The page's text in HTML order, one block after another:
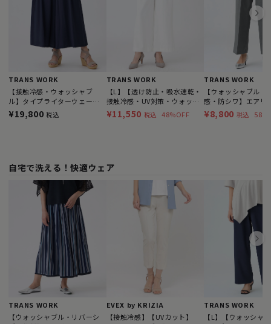
TRANS WORK
【接触冷感・ウォッシャブ
ル】タイプライターウェーブ
パンツ
¥19,800 税込
TRANS WORK
【L】【透け防止・吸水速乾・
接触冷感・UV対策・ウォッシ
ャブル】ドライオックスパン
ツ
¥11,550 税込 48%OFF
TRANS WORK
【ウォッシャブル・
感・防シワ】エアリ
テッドパンツ
¥8,800 税込
自宅で洗える！快適ウェア
TRANS WORK
【ウォッシャブル・リバーシ
EVEX by KRIZIA
【接触冷感】【UVカット】
TRANS WORK
【L】【ウォッシャ